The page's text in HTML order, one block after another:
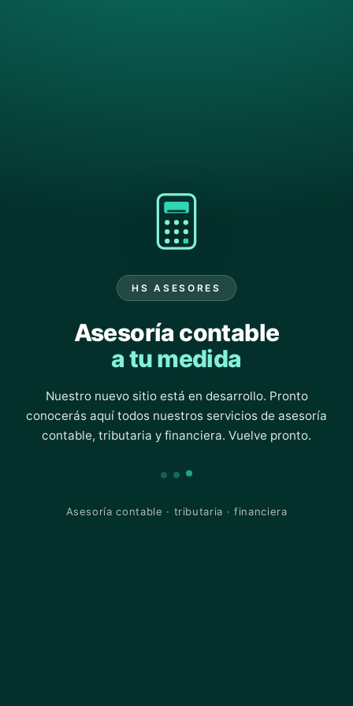
HS ASESORES
Asesoría contable
a tu medida
Nuestro nuevo sitio está en desarrollo. Pronto
conocerás aquí todos nuestros servicios de asesoría
contable, tributaria y financiera. Vuelve pronto.
Asesoría contable · tributaria · financiera